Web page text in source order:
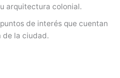
arquitectura colonial.
de interés que cuentan
de la ciudad.